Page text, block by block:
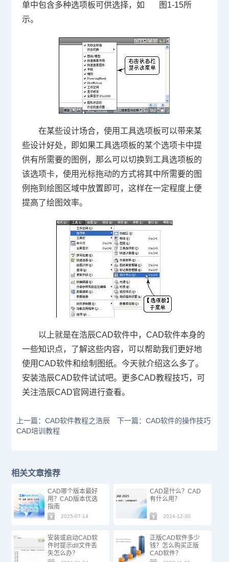
单中包含多种选项板可供选择，如
图 1-15所
示。
在某些设计场合，使用工具选项板可以带来某
些设计好处，即如果工具选项板的某个选项卡中提
供有所需要的图例，那么可以切换到工具选项板的
该选项卡，使用光标拖动的方式将其中所需要的图
例拖到绘图区域中放置即可，这样在一定程度上便
提高了绘图效率。
以上就是在浩辰CAD软件中， CAD软件本身的
一些知识点，了解这些内容，可以帮助我们更好地
使用CAD软件和绘制图纸。今天就介绍这么多了。
安装浩辰CAD软件试试吧。更多CAD教程技巧，可
关注浩辰CAD官网进行查看。
上一篇：CAD软件教程之浩辰
CAD培训教程
下一篇：CAD软件的操作技巧
相关文章推荐
CAD哪个版本最好
用？CAD版本优选
指南
2025-07-14
CAD是什么？CAD
有什么用？
2024-12-30
安装或启动CAD软
件时提示dll文件丢
失怎么办？
正版CAD软件多少
钱？怎么购买正版
CAD软件？